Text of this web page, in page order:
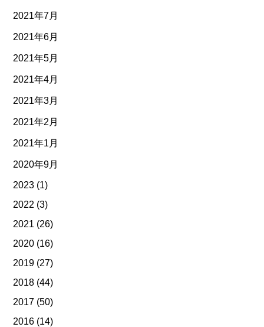
2021年7月
2021年6月
2021年5月
2021年4月
2021年3月
2021年2月
2021年1月
2020年9月
2023 (1)
2022 (3)
2021 (26)
2020 (16)
2019 (27)
2018 (44)
2017 (50)
2016 (14)